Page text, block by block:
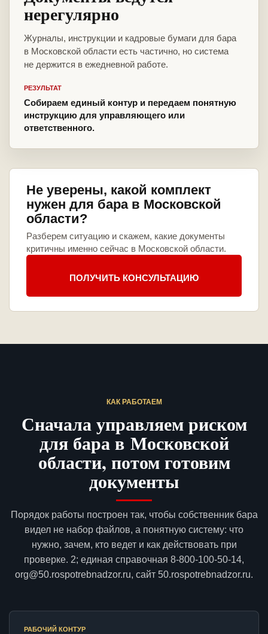
нерегулярно
Журналы, инструкции и кадровые бумаги для бара
в Московской области есть частично, но система
не держится в ежедневной работе.
РЕЗУЛЬТАТ
Собираем единый контур и передаем понятную
инструкцию для управляющего или
ответственного.
Не уверены, какой комплект
нужен для бара в Московской
области?
Разберем ситуацию и скажем, какие документы
критичны именно сейчас в Московской области.
ПОЛУЧИТЬ КОНСУЛЬТАЦИЮ
КАК РАБОТАЕМ
Сначала управляем риском
для бара в Московской
области, потом готовим
документы
Порядок работы построен так, чтобы собственник бара
видел не набор файлов, а понятную систему: что
нужно, зачем, кто ведет и как действовать при
проверке. 2; единая справочная 8-800-100-50-14,
org@50.rospotrebnadzor.ru, сайт 50.rospotrebnadzor.ru.
РАБОЧИЙ КОНТУР